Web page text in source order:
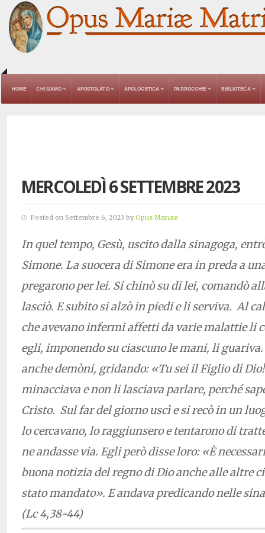
HOME CHI SIAMO APOSTOLATO APOLOGETICA PARROCCHIE BIBLIOTECA
MERCOLEDÌ 6 SETTEMBRE 2023
Posted on Settembre 6, 2023 by Opus Mariae
In quel tempo, Gesù, uscito dalla sinagoga,
Simone. La suocera di Simone era in preda a
pregarono per lei. Si chinò su di lei, comandò
lasciò. E subito si alzò in piedi e li serviva. Al
che avevano infermi affetti da varie malattie li
egli, imponendo su ciascuno le mani, li
anche demòni, gridando: «Tu sei il Figlio di
minacciava e non li lasciava parlare, perché
Cristo. Sul far del giorno uscì e si recò in un
lo cercavano, lo raggiunsero e tentarono di
ne andasse via. Egli però disse loro: «È
buona notizia del regno di Dio anche alle altre
stato mandato». E andava predicando nelle
(Lc 4,38-44)